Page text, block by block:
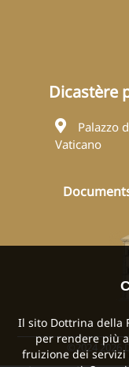
Dicastère
Palazzo
Vaticano
©2024 2026
Il sito Dottrina della
per rendere più
fruizione dei servizi